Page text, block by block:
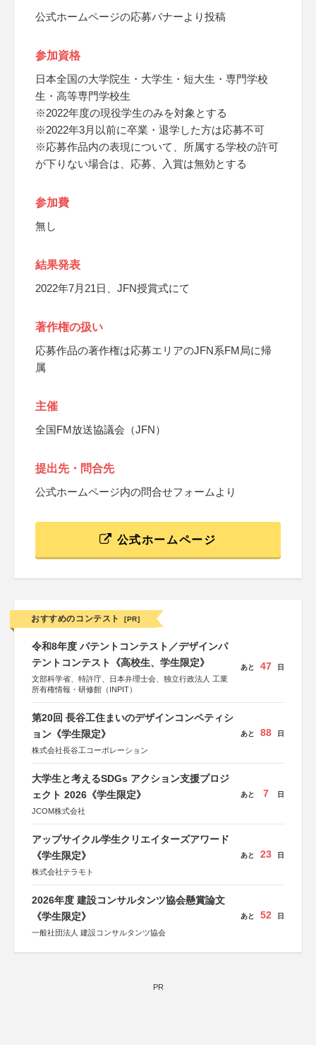
公式ホームページの応募バナーより投稿
参加資格
日本全国の大学院生・大学生・短大生・専門学校
生・高等専門学校生
※2022年度の現役学生のみを対象とする
※2022年3月以前に卒業・退学した方は応募不可
※応募作品内の表現について、所属する学校の許可
が下りない場合は、応募、入賞は無効とする
参加費
無し
結果発表
2022年7月21日、JFN授賞式にて
著作権の扱い
応募作品の著作権は応募エリアのJFN系FM局に帰
属
主催
全国FM放送協議会（JFN）
提出先・問合先
公式ホームページ内の問合せフォームより
公式ホームページ
おすすめのコンテスト [PR]
令和8年度 パテントコンテスト／デザインパ
テントコンテスト《高校生、学生限定》
文部科学省、特許庁、日本弁理士会、独立行政法人 工業
所有権情報・研修館（INPIT）
あと 47 日
第20回 長谷工住まいのデザインコンペティシ
ョン《学生限定》
株式会社長谷工コーポレーション
あと 88 日
大学生と考えるSDGs アクション支援プロジ
ェクト 2026《学生限定》
JCOM株式会社
あと 7 日
アップサイクル学生クリエイターズアワード
《学生限定》
株式会社テラモト
あと 23 日
2026年度 建設コンサルタンツ協会懸賞論文
《学生限定》
一般社団法人 建設コンサルタンツ協会
あと 52 日
PR